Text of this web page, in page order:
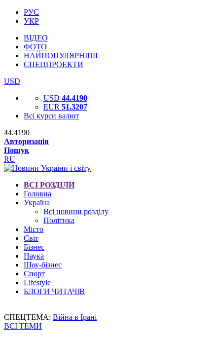
РУС
УКР
ВІДЕО
ФОТО
НАЙПОПУЛЯРНІШІ
СПЕЦПРОЕКТИ
USD
USD 44.4190
EUR 51.3207
Всі курси валют
44.4190
Авторизація
Пошук
RU
ВСІ РОЗДІЛИ
Головна
Україна
Всі новини розділу
Політика
Місто
Світ
Бізнес
Наука
Шоу-бізнес
Спорт
Lifestyle
БЛОГИ ЧИТАЧІВ
СПЕЦТЕМА: Війна в Ірані
ВСІ ТЕМИ